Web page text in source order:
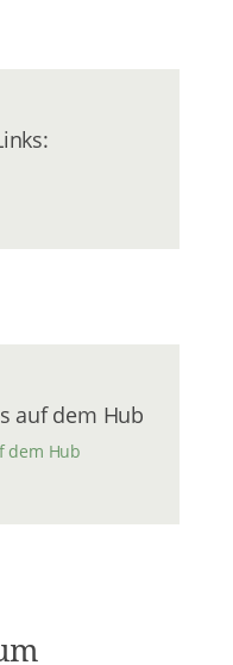
auf dem Hub
dem Hub